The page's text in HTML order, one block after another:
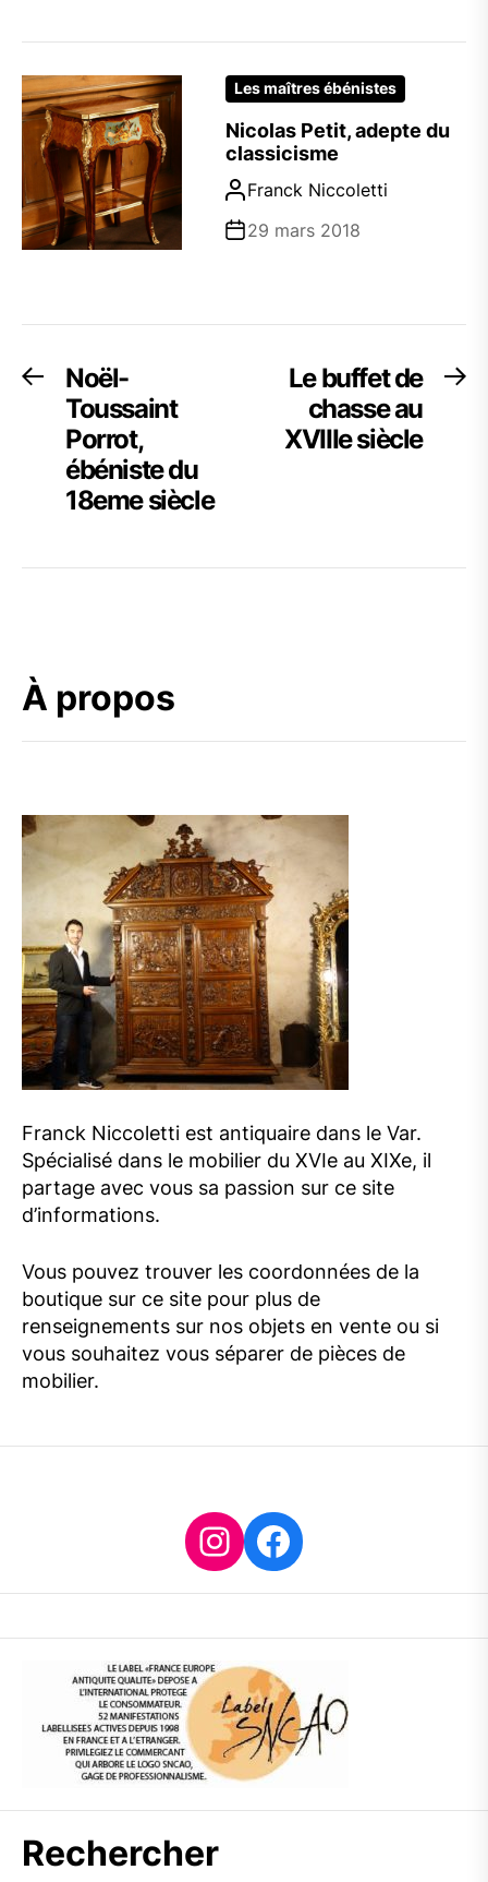
Les maîtres ébénistes
Nicolas Petit, adepte du
classicisme
Franck Niccoletti
29 mars 2018
Navigation
l’article
Previous
post:
Noël-
Toussaint
Porrot,
ébéniste du
18eme siècle
Le buffet de
chasse au
XVIIIe siècle
À propos
Franck Niccoletti est antiquaire dans le Var.
Spécialisé dans le mobilier du XVIe au XIXe, il
partage avec vous sa passion sur ce site
d’informations.
Vous pouvez trouver les coordonnées de la
boutique sur ce site pour plus de
renseignements sur nos objets en vente ou si
vous souhaitez vous séparer de pièces de
mobilier.
Instagram
Facebook
Rechercher